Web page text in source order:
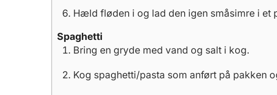
Hæld fløden i og lad den igen småsimre i et
Spaghetti
Bring en gryde med vand og salt i kog.
Kog spaghetti/pasta som anført på pakken